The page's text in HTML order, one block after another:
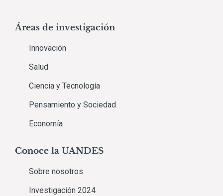
Áreas de investigación
Innovación
Salud
Ciencia y Tecnología
Pensamiento y Sociedad
Economía
Conoce la UANDES
Sobre nosotros
Investigación 2024